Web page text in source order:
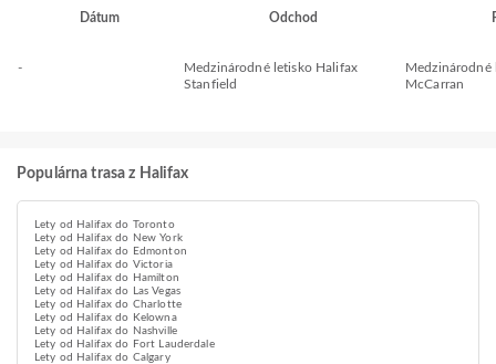
Dátum Odchod
-
Medzinárodné letisko Halifax
Stanfield
Medzinárodné
McCarran
Populárna trasa z Halifax
Lety od Halifax do Toronto
Lety od Halifax do New York
Lety od Halifax do Edmonton
Lety od Halifax do Victoria
Lety od Halifax do Hamilton
Lety od Halifax do Las Vegas
Lety od Halifax do Charlotte
Lety od Halifax do Kelowna
Lety od Halifax do Nashville
Lety od Halifax do Fort Lauderdale
Lety od Halifax do Calgary